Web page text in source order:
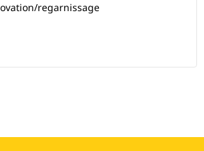
regarnissage